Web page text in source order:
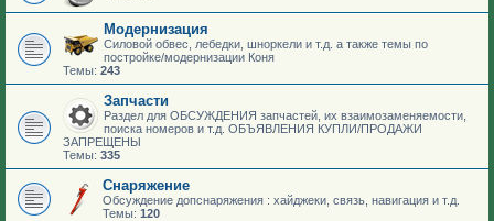
Модернизация
Силовой обвес, лебедки, шноркели и т.д. а также темы по
постройке/модернизации Коня
Темы: 243
Запчасти
Раздел для ОБСУЖДЕНИЯ запчастей, их взаимозаменяемости,
поиска номеров и т.д. ОБЪЯВЛЕНИЯ КУПЛИ/ПРОДАЖИ
ЗАПРЕЩЕНЫ
Темы: 335
Снаряжение
Обсуждение допснаряжения : хайджеки, связь, навигация и т.д.
Темы: 120